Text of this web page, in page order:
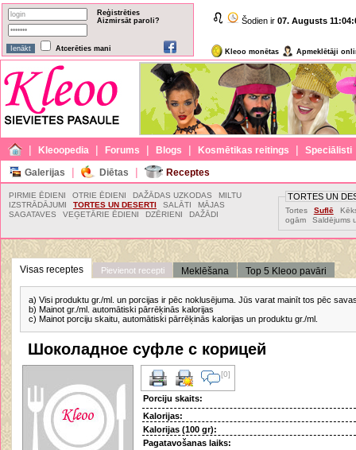
Reģistrēties
Aizmirsāt paroli?
Atcerēties mani
Šodien ir 07. Augusts
Kleoo monētas Apmeklētāji
| Kleoopedia | Forums | Blogs | Kosmētikas reitings | Speciālisti
Galerijas | Diētas | Receptes
TORTES UN
Tortes Suflē
ogām
Saldējums
PIRMIE ĒDIENI OTRIE ĒDIENI DAŽĀDAS UZKODAS
MILTU
IZSTRĀDĀJUMI
TORTES UN DESERTI SALĀTI
MĀJAS
SAGATAVES
VEĢETĀRIE ĒDIENI DZĒRIENI DAŽĀDI
Visas receptes Pievienot recepti Meklēšana Top 5 Kleoo pavāri
a) Visi produktu gr./ml. un porcijas ir pēc noklusējuma. Jūs varat mainīt tos pēc
b) Mainot gr./ml. automātiski pārrēķinās kalorijas
c) Mainot porciju skaitu, automātiski pārrēķinās kalorijas un produktu gr./ml.
Шоколадное суфле с корицей
[0]
Porciju skaits:
Kalorijas:
Kalorijas (100 gr):
Pagatavošanas laiks: